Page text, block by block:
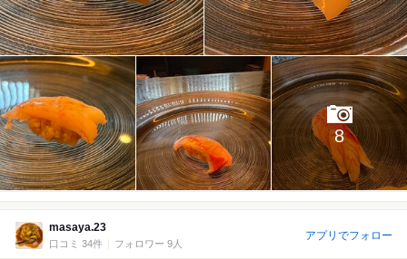
8
masaya.23
口コミ 34件 フォロワー 9人
アプリでフォロー